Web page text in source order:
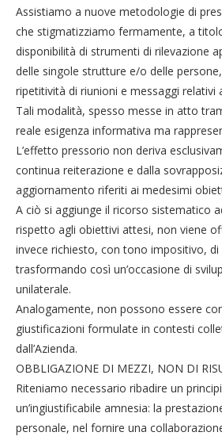
Assistiamo a nuove metodologie di
che stigmatizziamo fermamente, a
disponibilità di strumenti di rilevazione
delle singole strutture e/o delle
ripetitività di riunioni e messaggi relativi
Tali modalità, spesso messe in atto
reale esigenza informativa ma
L’effetto pressorio non deriva
continua reiterazione e dalla
aggiornamento riferiti ai medesimi
A ciò si aggiunge il ricorso sistematico
rispetto agli obiettivi attesi, non viene
invece richiesto, con tono impositivo,
trasformando così un’occasione di
unilaterale.
Analogamente, non possono essere
giustificazioni formulate in contesti
dall’Azienda.
OBBLIGAZIONE DI MEZZI, NON DI
Riteniamo necessario ribadire un
un’ingiustificabile amnesia: la
personale, nel fornire una